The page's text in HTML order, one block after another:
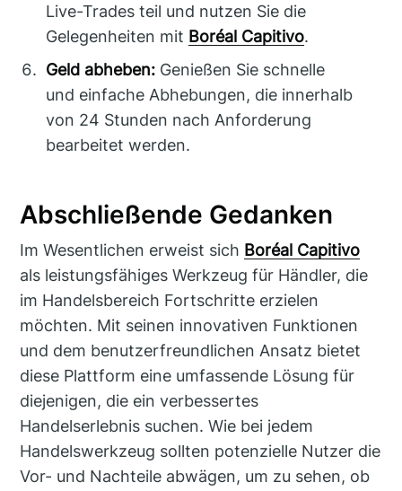
Live-Trades teil und nutzen Sie die
Gelegenheiten mit Boréal Capitivo.
Geld abheben: Genießen Sie schnelle
und einfache Abhebungen, die innerhalb
von 24 Stunden nach Anforderung
bearbeitet werden.
Abschließende Gedanken
Im Wesentlichen erweist sich Boréal Capitivo
als leistungsfähiges Werkzeug für Händler, die
im Handelsbereich Fortschritte erzielen
möchten. Mit seinen innovativen Funktionen
und dem benutzerfreundlichen Ansatz bietet
diese Plattform eine umfassende Lösung für
diejenigen, die ein verbessertes
Handelserlebnis suchen. Wie bei jedem
Handelswerkzeug sollten potenzielle Nutzer die
Vor- und Nachteile abwägen, um zu sehen, ob